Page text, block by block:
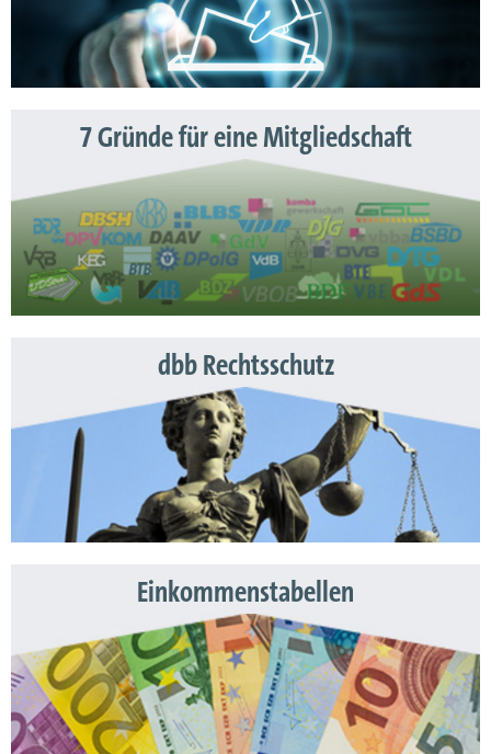
7 Gründe für eine Mitgliedschaft
dbb Rechtsschutz
Einkommenstabellen